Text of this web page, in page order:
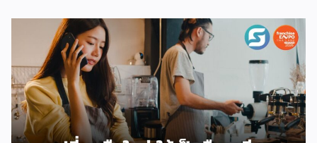
เช่น ร้านที่เป็นแบรนด์ขนาดใหญ่ จะมีเรตสูงสุด 19.26% ในหมวด
แฟชั่น และ FMCG, ร้าน Non-Mall ทั่วไป สูงสุด 17.12% เป็นต้น
โดยตัวเลขเหล่านี้รวม VAT 7% แล้ว และยังไม่นับค่าธรรมเนียม
อื่นที่เก็บซ้อนอยู่ เช่น ค่าธรรมเนียมการชำระเงิน (เริ่มต้น 3.21%)
และค่าธรรมเนียมโครงสร้างพื้นฐาน 1.07 บาทต่อออร์เดอร์
(สำหรับร้านที่มียอดขายเกิน 100 ออร์เดอร์ต่อเดือน) ลอง
คำนวณดู หากเป็นร้าน Non-Mall ขายเสื้อยืดตัวละ 100 บาท ค่า
ส่ง 25 บาท เมื่อหักค่าธรรมเนียมการขาย […]